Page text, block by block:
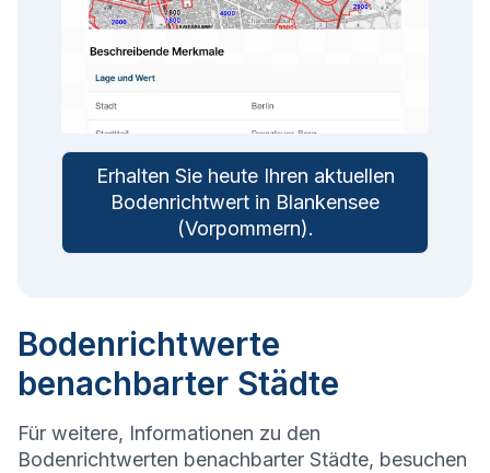
Erhalten Sie heute Ihren aktuellen
Bodenrichtwert in Blankensee
(Vorpommern).
Bodenrichtwerte
benachbarter Städte
Für weitere, Informationen zu den
Bodenrichtwerten benachbarter Städte, besuchen